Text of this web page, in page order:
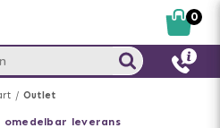
Outlet
leverans
0